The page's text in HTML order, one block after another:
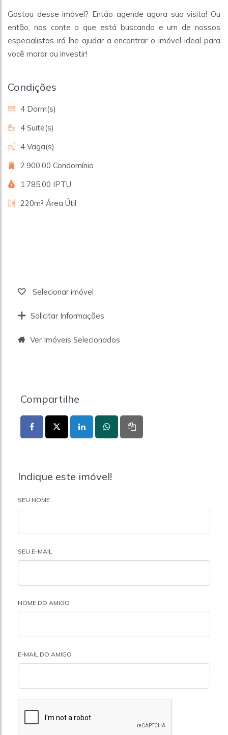
Gostou desse imóvel? Então agende agora sua visita! Ou
então, nos conte o que está buscando e um de nossos
especialistas irá lhe ajudar a encontrar o imóvel ideal para
você morar ou investir!
Condições
4 Dorm(s)
4 Suite(s)
4 Vaga(s)
2.900,00 Condomínio
1.785,00 IPTU
220m² Área Útil
Selecionar imóvel
Solicitar Informações
Ver Imóveis Selecionados
Compartilhe
Indique este imóvel!
SEU NOME
SEU E-MAIL
NOME DO AMIGO
E-MAIL DO AMIGO